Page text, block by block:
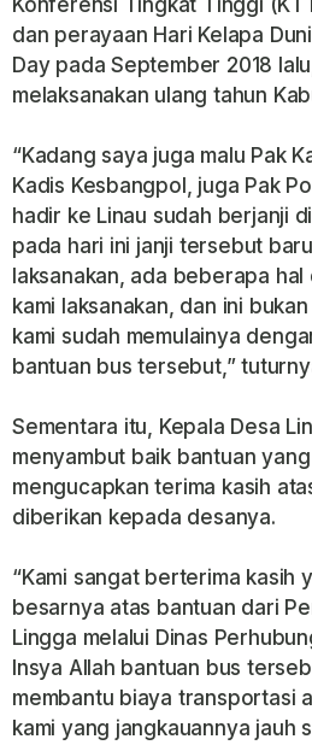
Konferensi Tingkat Tinggi
dan perayaan Hari Kelapa
Day pada September 2018
melaksanakan ulang tahun
“Kadang saya juga malu Pak
Kadis Kesbangpol, juga Pak
hadir ke Linau sudah berjanji
pada hari ini janji tersebut
laksanakan, ada beberapa
kami laksanakan, dan ini
kami sudah memulainya
bantuan bus tersebut,”
Sementara itu, Kepala Desa
menyambut baik bantuan
mengucapkan terima kasih
diberikan kepada desanya.
“Kami sangat berterima kasih
besarnya atas bantuan dari
Lingga melalui Dinas
Insya Allah bantuan bus
membantu biaya transportasi
kami yang jangkauannya jauh